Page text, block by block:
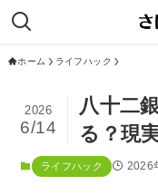
ホーム ライフハック
八十二
る？現
2026
6/14
ライフハック 2026